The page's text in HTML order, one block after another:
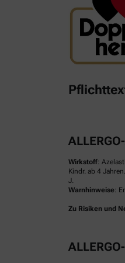
Wirkstoff:
Kindr. ab 4
J.
Warnhinweise:
Zu Risiken und